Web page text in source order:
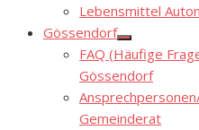
Lebensmittel
Gössendorf
Show
sub
menu
FAQ (Häufige
Gössendorf
Gemeinderat